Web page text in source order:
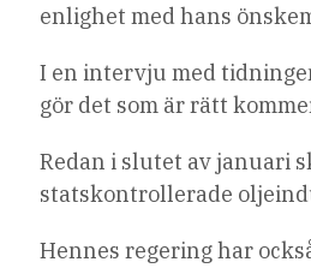
enlighet med hans
I en intervju med
gör det som är rätt
Redan i slutet av januari
statskontrollerade
Hennes regering har